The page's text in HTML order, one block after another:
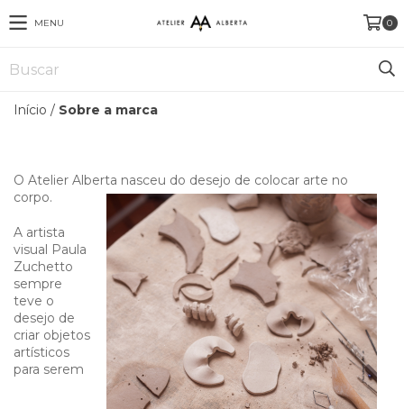
MENU 0
Início / Sobre a marca
O Atelier Alberta nasceu do desejo de colocar arte no
corpo.
A artista
visual Paula
Zuchetto
sempre
teve o
desejo de
criar objetos
artísticos
para serem